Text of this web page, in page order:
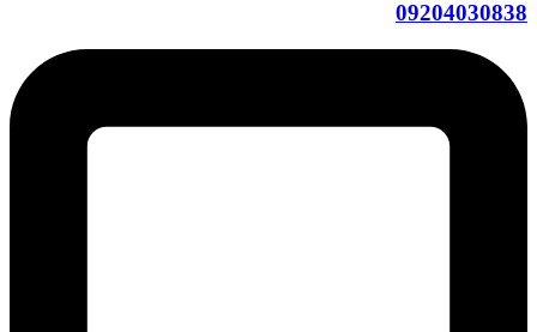
09204030838